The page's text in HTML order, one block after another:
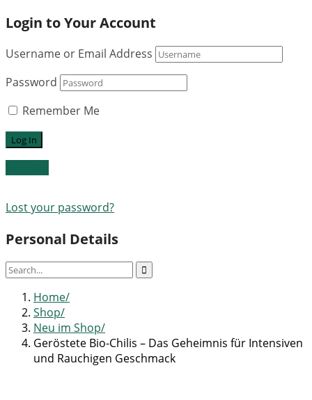
Login to Your Account
Username or Email Address
Password
Remember Me
Lost your password?
Personal Details
Home
Shop
Neu im Shop
Geröstete Bio-Chilis – Das Geheimnis für Intensiven
und Rauchigen Geschmack